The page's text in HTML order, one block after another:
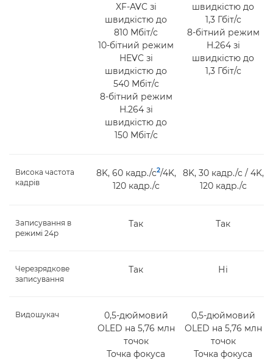
XF-AVC зі
швидкістю до
810 Мбіт/с
10-бітний режим
HEVC зі
швидкістю до
540 Мбіт/с
8-бітний режим
H.264 зі
швидкістю до
150 Мбіт/с
швидкістю до
1,3 Гбіт/с
8-бітний режим
H.264 зі
швидкістю до
1,3 Гбіт/с
Висока частота
кадрів
8K, 60 кадр./с2/4K,
120 кадр./с
8K, 30 кадр./с / 4K,
120 кадр./с
Записування в
режимі 24p
Так Так
Черезрядкове
записування
Так Ні
Видошукач
0,5-дюймовий
OLED на 5,76 млн
точок
Точка фокуса
0,5-дюймовий
OLED на 5,76 млн
точок
Точка фокуса